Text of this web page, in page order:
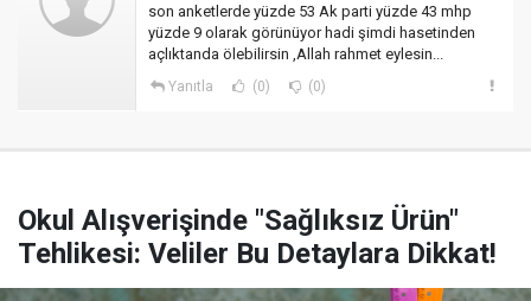
son anketlerde yüzde 53 Ak parti yüzde 43 mhp
yüzde 9 olarak görünüyor hadi şimdi hasetinden
açlıktanda ölebilirsin ,Allah rahmet eylesin...
Yanıtla (0) (0)
Okul Alışverişinde "Sağlıksız Ürün"
Tehlikesi: Veliler Bu Detaylara Dikkat!